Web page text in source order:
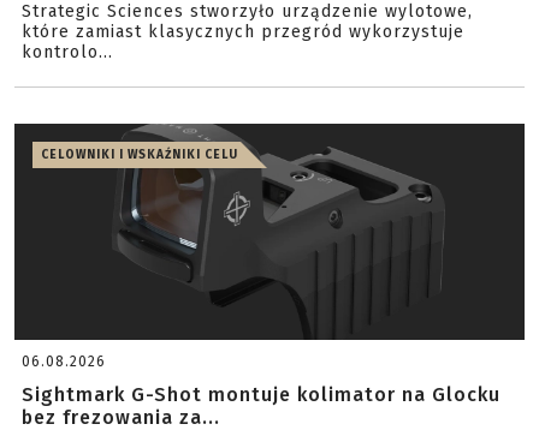
Strategic Sciences stworzyło urządzenie wylotowe,
które zamiast klasycznych przegród wykorzystuje
kontrolo...
CELOWNIKI I WSKAŹNIKI CELU
06.08.2026
Sightmark G-Shot montuje kolimator na Glocku
bez frezowania za...